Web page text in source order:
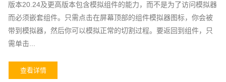
版本20.24及更高版本包含模拟组件的能力，而不是为了访问模拟器
而必须嵌套组件。只需点击在屏幕顶部的组件模拟器图标，你会被
带到模拟器，然后你可以模拟正常的切割过程。要返回到组件，只
需单击...
查看详情